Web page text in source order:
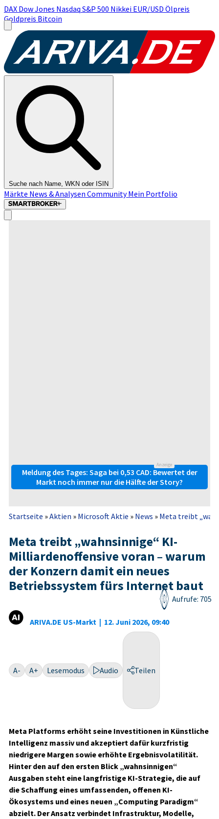
DAX Dow Jones Nasdaq S&P 500 Nikkei EUR/USD Ölpreis
Goldpreis Bitcoin
Suche nach Name, WKN oder ISIN
Märkte News & Analysen CommunityMein Portfolio
Anzeige
Meldung des Tages: Saga bei 0,53 CAD: Bewertet der
Markt noch immer nur die Hälfte der Story?
Startseite »Aktien » Microsoft Aktie » News » Meta treibt
Meta treibt „wahnsinnige“ KI-
Milliardenoffensive voran – warum
der Konzern damit ein neues
Betriebssystem fürs Internet baut
ARIVA.DE US-Markt | 12. Juni 2026, 09:40
Aufrufe: 705
A- A+ Lesemodus Audio Teilen
Meta Platforms erhöht seine Investitionen in Künstliche
Intelligenz massiv und akzeptiert dafür kurzfristig
niedrigere Margen sowie erhöhte Ergebnisvolatilität.
Hinter den auf den ersten Blick „wahnsinnigen“
Ausgaben steht eine langfristige KI-Strategie, die auf
die Schaffung eines umfassenden, offenen KI-
Ökosystems und eines neuen „Computing Paradigm“
abzielt. Der Ansatz verbindet Infrastruktur, Modelle,